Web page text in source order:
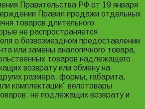
Правительства РФ от 19 января
Правил продажи отдельных
товаров длительного
не распространяется
о безвозмездном предоставлении
или замены аналогичного товара,
товаров надлежащего
возврату или обмену на
размера, формы, габарита,
комплектации” велотовары
не подлежащих возврату и